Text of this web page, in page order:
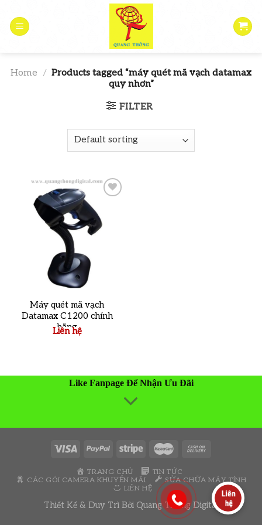
content
Home / Products tagged “máy quét mã vạch datamax
quy nhơn”
FILTER
Add to
wishlist
Máy quét mã vạch
Datamax C1200 chính
hãng
Liên hệ
Like Fanpage Để Nhận Ưu Đãi
TRANG CHỦ
TIN TỨC
CÁC GÓI CAMERA KHUYẾN MÃI
SỬA CHỮA MÁY TÍNH
LIÊN HỆ
Thiết Kế & Duy Trì Bởi Quang Thông Digital